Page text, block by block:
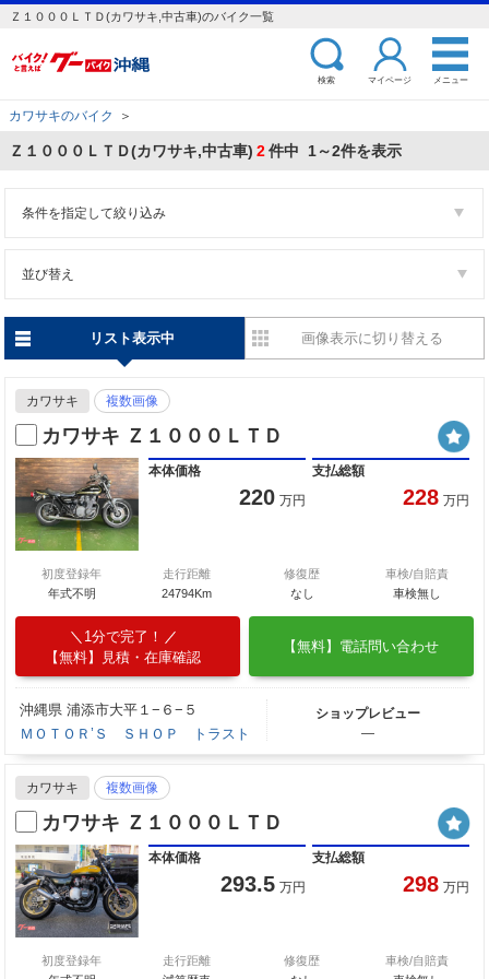
Ｚ１０００ＬＴＤ(カワサキ,中古車)のバイク一覧
検索 マイページ メニュー
カワサキのバイク ＞
Ｚ１０００ＬＴＤ(カワサキ,中古車) 2件中 1～2件を表示
条件を指定して絞り込み
並び替え
リスト表示中 画像表示に切り替える
カワサキ 複数画像
カワサキ Ｚ１０００ＬＴＤ
本体価格
220 万円
支払総額
228 万円
初度登録年
年式不明
走行距離
24794Km
修復歴
なし
車検/自賠責
車検無し
1分で完了！
【無料】見積・在庫確認
【無料】電話問い合わせ
沖縄県 浦添市大平１−６−５
ＭＯＴＯＲ’Ｓ ＳＨＯＰ トラスト
ショップレビュー
―
カワサキ 複数画像
カワサキ Ｚ１０００ＬＴＤ
本体価格
293.5 万円
支払総額
298 万円
初度登録年
走行距離
修復歴
車検/自賠責